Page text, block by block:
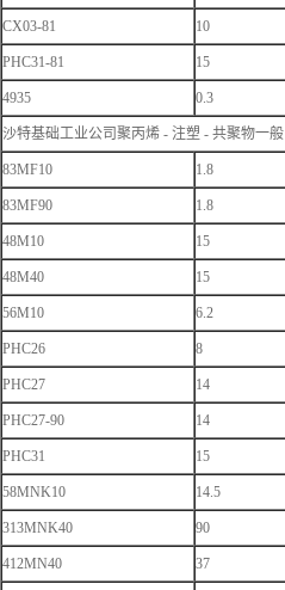
CX03-81 10
PHC31-81 15
4935 0.3
沙特基础工业公司聚丙烯 - 注塑 - 共聚物一般
83MF10 1.8
83MF90 1.8
48M10 15
48M40 15
56M10 6.2
PHC26 8
PHC27 14
PHC27-90 14
PHC31 15
58MNK10 14.5
313MNK40 90
412MN40 37